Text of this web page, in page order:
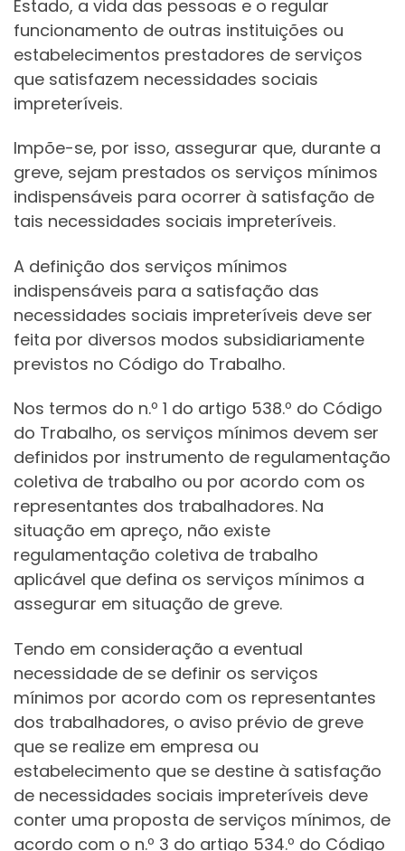
Estado, a vida das pessoas e o regular
funcionamento de outras instituições ou
estabelecimentos prestadores de serviços
que satisfazem necessidades sociais
impreteríveis.
Impõe-se, por isso, assegurar que, durante a
greve, sejam prestados os serviços mínimos
indispensáveis para ocorrer à satisfação de
tais necessidades sociais impreteríveis.
A definição dos serviços mínimos
indispensáveis para a satisfação das
necessidades sociais impreteríveis deve ser
feita por diversos modos subsidiariamente
previstos no Código do Trabalho.
Nos termos do n.º 1 do artigo 538.º do Código
do Trabalho, os serviços mínimos devem ser
definidos por instrumento de regulamentação
coletiva de trabalho ou por acordo com os
representantes dos trabalhadores. Na
situação em apreço, não existe
regulamentação coletiva de trabalho
aplicável que defina os serviços mínimos a
assegurar em situação de greve.
Tendo em consideração a eventual
necessidade de se definir os serviços
mínimos por acordo com os representantes
dos trabalhadores, o aviso prévio de greve
que se realize em empresa ou
estabelecimento que se destine à satisfação
de necessidades sociais impreteríveis deve
conter uma proposta de serviços mínimos, de
acordo com o n.º 3 do artigo 534.º do Código